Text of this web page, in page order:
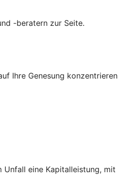
-beratern zur Seite.
Ihre Genesung konzentrieren
Unfall eine Kapitalleistung, mit